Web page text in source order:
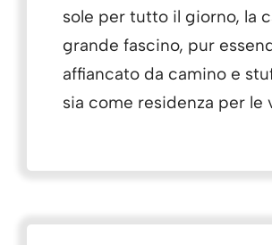
sole per tutto il giorno, la
grande fascino, pur
affiancato da camino e
sia come residenza per le